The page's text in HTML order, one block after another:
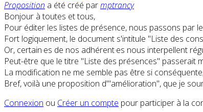
Proposition a été créé parmptrancy
Bonjour à toutes et tous,
Pour éditer les listes de présence, nous passons par
Fort logiquement, le document s'intitule "Liste des
Or, certain·es de nos adhérent·es nous interpellent
Peut-être que le titre "Liste des présences" passerait
La modification ne me semble pas être si
Bref, voilà une proposition d'"amélioration", que je
Connexion ou Créer un compte pour participer à la